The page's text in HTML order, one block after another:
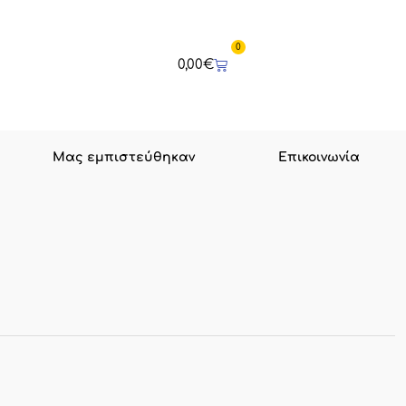
0,00€
0
Cart
Μας εμπιστεύθηκαν Επικοινωνία